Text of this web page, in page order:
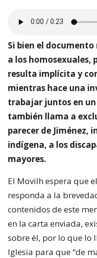
Si bien el
a los homosexuales,
resulta implícita y
mientras hace una
trabajar juntos en
también llama a
parecer de Jiménez,
indígena, a los
mayores.
El Movilh espera que
responda a la
contenidos de este
en la carta enviada,
sobre él, por lo que lo
Iglesia para que “de